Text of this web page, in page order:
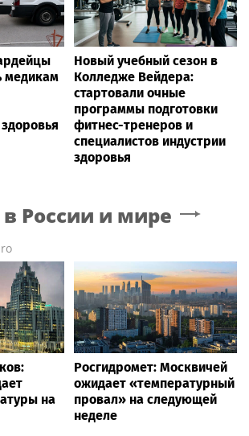
медикам
Новый учебный сезон в
Колледже Вейдера:
стартовали очные
программы подготовки
фитнес-тренеров и
специалистов индустрии
здоровья
России и мире
на
Росгидромет: Москвичей
ожидает «температурный
провал» на следующей
неделе